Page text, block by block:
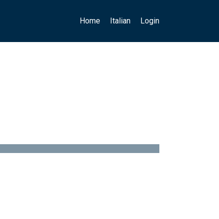
Main navigation
Home Italian User account menu
Login